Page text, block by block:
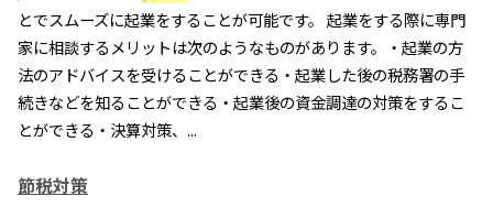
とでスムーズに起業をすることが可能です。 起業をする際に専門
家に相談するメリットは次のようなものがあります。・起業の方
法のアドバイスを受けることができる・起業した後の税務署の手
続きなどを知ることができる・起業後の資金調達の対策をするこ
とができる・決算対策、...
節税対策